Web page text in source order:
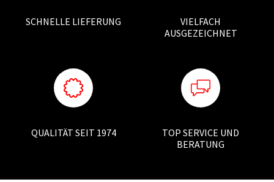
SCHNELLE LIEFERUNG
VIELFACH
AUSGEZEICHNET
QUALITÄT SEIT 1974
TOP SERVICE UND
BERATUNG